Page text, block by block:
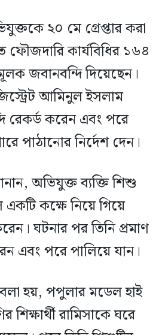
২০ মে গ্রেপ্তার করা
ফৌজদারি কার্যবিধির ১৬৪
জবানবন্দি দিয়েছেন।
আমিনুল ইসলাম
রেকর্ড করেন এবং পরে
পাঠানোর নির্দেশ দেন।
অভিযুক্ত ব্যক্তি শিশু
কক্ষে নিয়ে গিয়ে
ঘটনার পর তিনি প্রমাণ
এবং পরে পালিয়ে যান।
হয়, পপুলার মডেল হাই
শিক্ষার্থী রামিসাকে ঘরে